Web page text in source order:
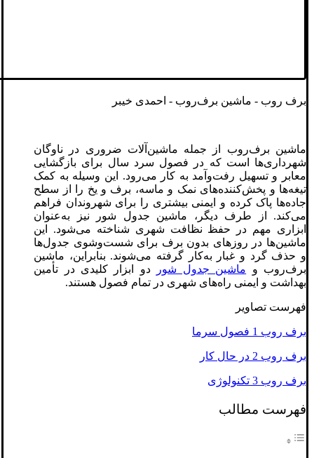
برف روب - ماشین برف‌روب - احمدی خیبر
ماشین برف‌روب از جمله ماشین‌آلات ضروری در ناوگان
شهرداری‌ها است که در فصول سرد سال برای بازگشایی
معابر و تسهیل رفت‌وآمد به کار می‌رود. این وسیله به کمک
تیغه‌ها و پخش‌کننده‌های نمک و ماسه، برف و یخ را از سطح
جاده‌ها پاک کرده و ایمنی بیشتری را برای شهروندان فراهم
می‌کند. از طرف دیگر، ماشین جدول شور نیز به‌عنوان
ابزاری مهم در حفظ نظافت شهری شناخته می‌شود. این
ماشین‌ها در روزهای بدون برف برای شست‌وشوی جدول‌ها
و حذف گرد و غبار به‌کار گرفته می‌شوند. بنابراین، ماشین
برف‌روب و ماشین جدول شور
دو ابزار کلیدی در تأمین
بهداشت و ایمنی راه‌های شهری در تمام فصول هستند.
فهرست تصاویر
برف روب 1 فصول سرما
برف روب 2 در حال کار
برف روب 3 تکنولوژی
فهرست مطالب